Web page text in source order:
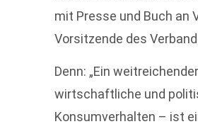
mit Presse und Buch an
Vorsitzende des
Denn: „Ein
wirtschaftliche und
Konsumverhalten – ist